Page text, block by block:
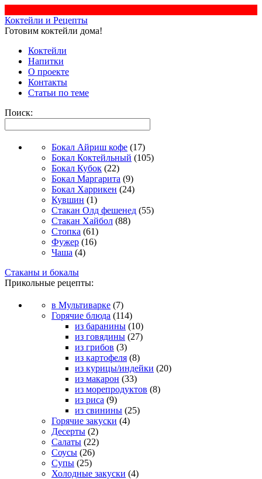
Коктейли и Рецепты
Готовим коктейли дома!
Коктейли
Напитки
О проекте
Контакты
Статьи по теме
Поиск:
Бокал Айриш кофе (17)
Бокал Коктейльный (105)
Бокал Кубок (22)
Бокал Маргарита (9)
Бокал Харрикен (24)
Кувшин (1)
Стакан Олд фешенед (55)
Стакан Хайбол (88)
Стопка (61)
Фужер (16)
Чаша (4)
Стаканы и бокалы
Прикольные рецепты:
в Мультиварке (7)
Горячие блюда (114)
из баранины (10)
из говядины (27)
из грибов (3)
из картофеля (8)
из курицы/индейки (20)
из макарон (33)
из морепродуктов (8)
из риса (9)
из свинины (25)
Горячие закуски (4)
Десерты (2)
Салаты (22)
Соусы (26)
Супы (25)
Холодные закуски (4)